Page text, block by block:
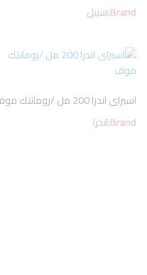
Brand:سبيل
اسبراى اندرا 200 مل /رومانتك موف
Brand:اندرا